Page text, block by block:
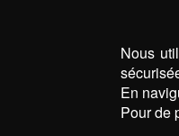
Nous
En
Pour de